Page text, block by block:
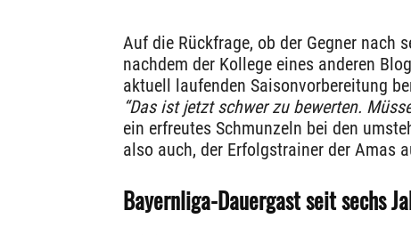
Auf die Rückfrage, ob der Gegner nach
nachdem der Kollege eines anderen
aktuell laufenden Saisonvorbereitung
“Das ist jetzt schwer zu bewerten.
ein erfreutes Schmunzeln bei den
also auch, der Erfolgstrainer der Amas
Bayernliga-Dauergast seit sechs